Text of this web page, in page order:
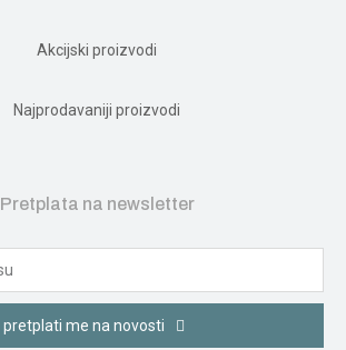
Akcijski proizvodi
Najprodavaniji proizvodi
Pretplata na newsletter
pretplati me na novosti